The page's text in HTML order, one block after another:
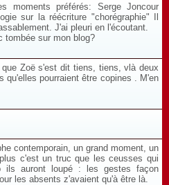
moments préférés: Serge Joncour
sur la réécriture "chorégraphie" Il
J'ai pleuri en l'écoutant.
tombée sur mon blog?
Zoë s'est dit tiens, tiens, vlà deux
qu'elles pourraient être copines . M'en
contemporain, un grand moment, un
c'est un truc que les ceusses qui
ils auront loupé : les gestes façon
les absents z'avaient qu'à être là.